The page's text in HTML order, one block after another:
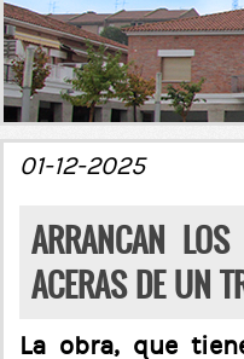
01-12-2025
ARRANCAN
ACERAS DE UN
La obra, que